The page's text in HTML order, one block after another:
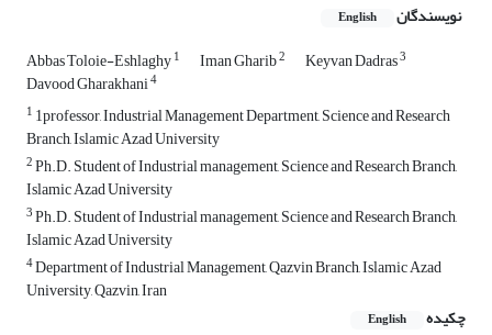
نویسندگان English
Abbas Toloie-Eshlaghy1 Iman Gharib2 Keyvan Dadras3
Davood Gharakhani4
1 1professor, Industrial Management Department, Science and Research
Branch, Islamic Azad University
2Ph.D. Student of Industrial management, Science and Research Branch,
Islamic Azad University
3Ph.D. Student of Industrial management, Science and Research Branch,
Islamic Azad University
4Department of Industrial Management, Qazvin Branch, Islamic Azad
University, Qazvin, Iran
چکیده
English